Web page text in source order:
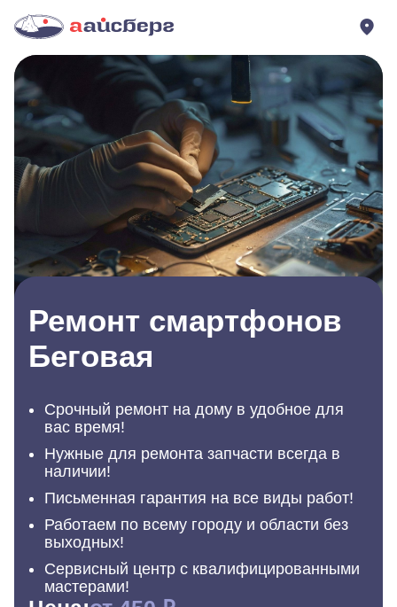
Ремонт смартфонов
Беговая
Срочный ремонт на дому в удобное для
вас время!
Нужные для ремонта запчасти всегда в
наличии!
Письменная гарантия на все виды работ!
Работаем по всему городу и области без
выходных!
Сервисный центр с квалифицированными
мастерами!